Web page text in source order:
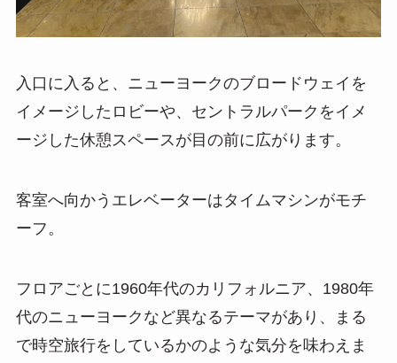
入口に入ると、ニューヨークのブロードウェイを
イメージしたロビーや、セントラルパークをイメ
ージした休憩スペースが目の前に広がります。
客室へ向かうエレベーターはタイムマシンがモチ
ーフ。
フロアごとに1960年代のカリフォルニア、1980年
代のニューヨークなど異なるテーマがあり、まる
で時空旅行をしているかのような気分を味わえま